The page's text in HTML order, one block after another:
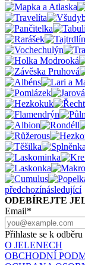
předchozínásledující
ODEBÍREJTE
Email*